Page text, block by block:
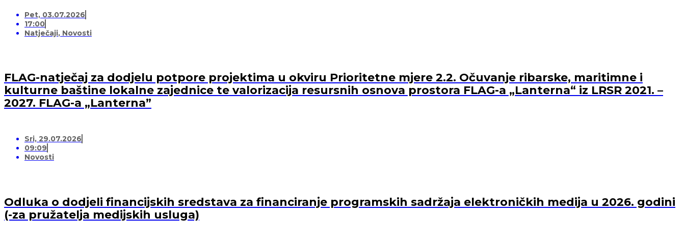
Pet, 03.07.2026
17:00
Natječaji, Novosti
FLAG-natječaj za dodjelu potpore projektima u okviru Prioritetne mjere 2.2. Očuvanje ribarske, maritimne i
kulturne baštine lokalne zajednice te valorizacija resursnih osnova prostora FLAG-a „Lanterna“ iz LRSR 2021. –
2027. FLAG-a „Lanterna”
Sri, 29.07.2026
09:09
Novosti
Odluka o dodjeli financijskih sredstava za financiranje programskih sadržaja elektroničkih medija u 2026. godini
(-za pružatelja medijskih usluga)